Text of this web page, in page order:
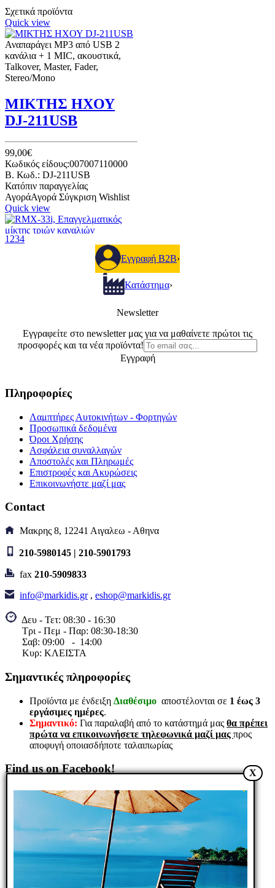
Σχετικά προϊόντα
Quick view
Αναπαράγει MP3 από USB 2
κανάλια + 1 MIC, ακουστικά,
Talkover, Master, Fader,
Stereo/Mono
ΜΙΚΤΗΣ ΗΧΟΥ
DJ-211USB
99,00€
Κωδικός είδους:007007110000
B. Κωδ.: DJ-211USB
Κατόπιν παραγγελίας
ΑγοράΑγορά Σύγκριση Wishlist
Quick view
Επαγγελματικός μίκτης τριών
καναλιών, με ρυθμιζόμενη
λειτουργία Crossfader, Channel
fader και EQ, ρύθμιση gain και
EQ τριών περιοχών σε κάθε
κανάλι και 2 περιοχών στην
noise, Low&High pass Filters, Bit
crusher, Gate
μίκτης τριών
καναλιών
Καλέστε μας!
Κωδικός είδους:267071010003
B. Κωδ.: RMX-33i
Call us
Quick view
NUMARK Partymix
DJ Controller
143,10€
Κωδικός είδους:267071010006
B. Κωδ.: Partymix
Διαθέσιμο
ΑγοράΑγορά Σύγκριση Wishlist
Quick view
DJ MIDI
CONTROLLER
320,18€
Κωδικός είδους:BNPR069003
B. Κωδ.: VCM-100
Διαθέσιμο
Quick view
Μίκτης DJ 3
καναλιών
1 234
Εγγραφή B2B›
Κατάστημα›
Newsletter
Εγγραφείτε στο newsletter μας για να μαθαίνετε πρώτοι τις
προσφορές και τα νέα προϊόντα!
Εγγραφή
Πληροφορίες
Λαμπτήρες Αυτοκινήτων - Φορτηγών
Προσωπικά δεδομένα
Όροι Χρήσης
Ασφάλεια συναλλαγών
Αποστολές και Πληρωμές
Επιστροφές και Ακυρώσεις
Επικοινωνήστε μαζί μας
Contact
Μακρης 8, 12241 Αιγαλεω - Αθηνα
210-5980145 | 210-5901793
fax 210-5909833
info@markidis.gr, eshop@markidis.gr
Δευ - Τετ: 08:30 - 16:30
Τρι - Πεμ - Παρ: 08:30-18:30
Σαβ: 09:00 - 14:00
Κυρ: ΚΛΕΙΣΤΑ
Σημαντικές πληροφορίες
Προϊόντα με ένδειξη Διαθέσιμο αποστέλονται σε 1 έως 3
εργάσιμες ημέρες.
Σημαντικό: Για παραλαβή από το κατάστημά μας θα πρέπει
πρώτα να επικοινωνήσετε τηλεφωνικά μαζί μας προς
αποφυγή οποιασδήποτε ταλαιπωρίας
Find us on Facebook! X